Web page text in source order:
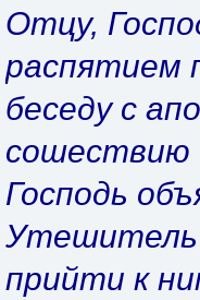
Отцу,
распятием
беседу с
сошествию
Господь
Утешитель
прийти к